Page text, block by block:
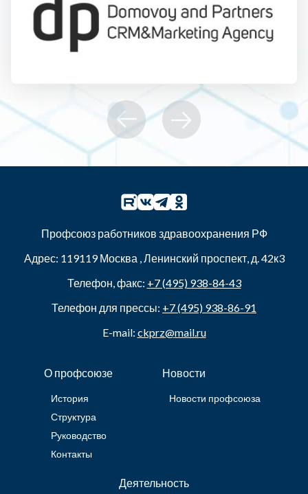
Профсоюз работников здравоохранения РФ
Адрес: 119119Москва ,Ленинский проспект, д. 42к3
Телефон, факс: +7 (495) 938-84-43
Телефон для прессы: +7 (495) 938-86-91
E-mail: ckprz@mail.ru
О профсоюзе
История
Структура
Руководство
Контакты
Новости
Новости профсоюза
Деятельность